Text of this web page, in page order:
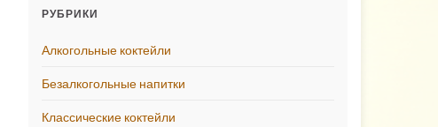
РУБРИКИ
Алкогольные коктейли
Безалкогольные напитки
Классические коктейли